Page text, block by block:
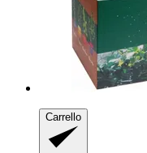
Carrello